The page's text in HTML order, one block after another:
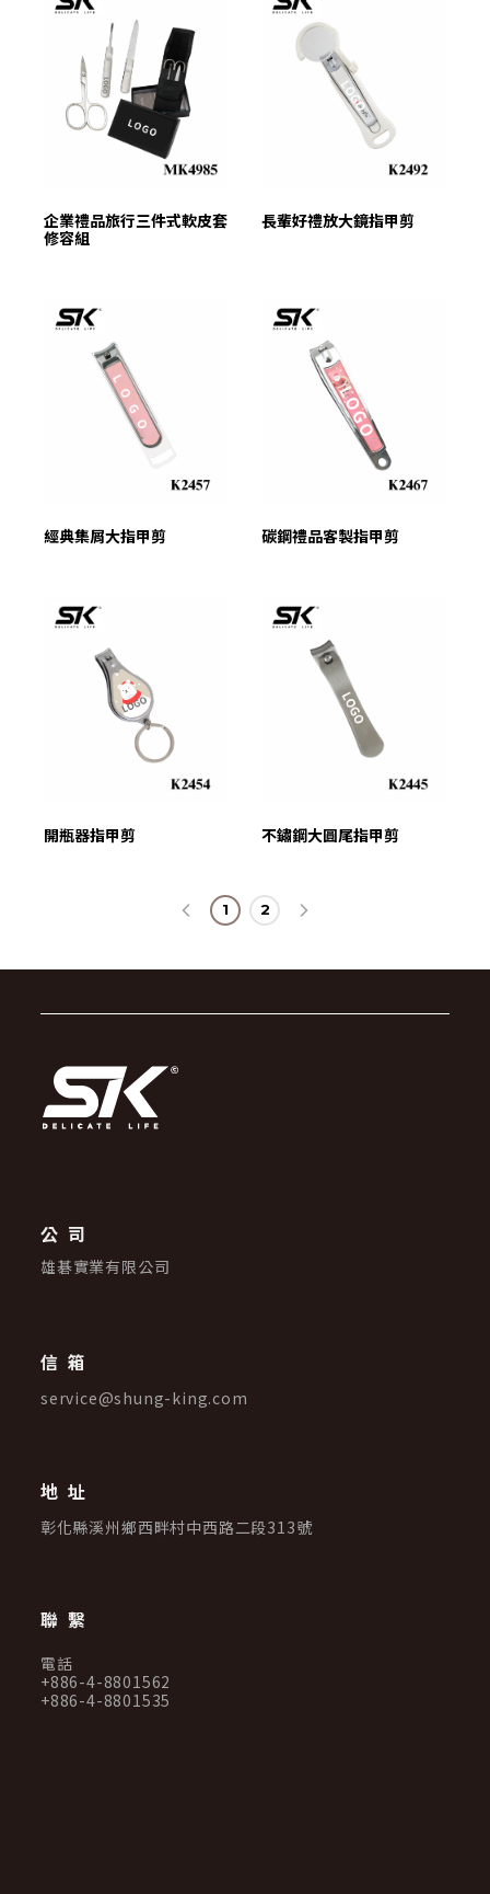
會員登入
登 入
建立專屬帳號
我 要 註 冊
企業禮品旅行三件式軟皮套
修容組
長輩好禮放大鏡指甲剪
經典集屑大指甲剪 碳鋼禮品客製指甲剪
開瓶器指甲剪 不鏽鋼大圓尾指甲剪
1 2
公司
雄碁實業有限公司
信箱
service@shung-king.com
地址
彰化縣溪州鄉西畔村中西路二段313號
聯繫
電話
+886-4-8801562
+886-4-8801535